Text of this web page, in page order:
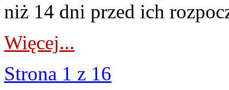
niż 14 dni przed ich
Więcej...
Strona 1 z 16